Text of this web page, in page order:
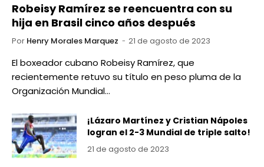
Robeisy Ramírez se reencuentra con su
hija en Brasil cinco años después
Por Henry Morales Marquez 21 de agosto de 2023
El boxeador cubano Robeisy Ramírez, que
recientemente retuvo su título en peso pluma de la
Organización Mundial…
¡Lázaro Martínez y Cristian Nápoles
logran el 2-3 Mundial de triple salto!
21 de agosto de 2023